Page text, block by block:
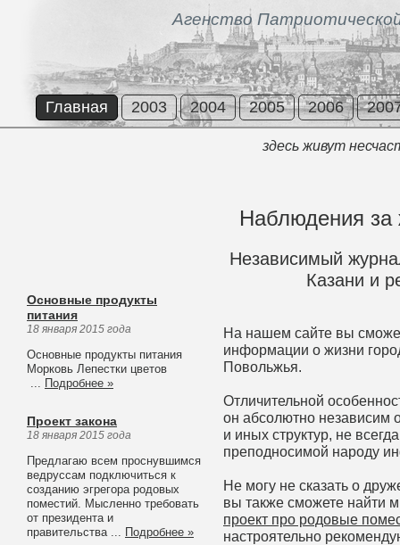
Агенство
Главная 2003 2004 2005 2006
здесь живут
Наблюдения
Независимый
Казани и
На нашем сайте вы
информации о жизни
Повольжья.
Отличительной
он абсолютно независим
и иных структур, не
преподносимой народу
Не могу не сказать о
вы также сможете найти
проект про родовые
настроятельно
Основные продукты
питания
18 января 2015 года
Основные продукты питания
Морковь Лепестки цветов
... Подробнее »
Проект закона
18 января 2015 года
Предлагаю всем проснувшимся
ведруссам подключиться к
созданию эгрегора родовых
поместий. Мысленно требовать
от президента и
правительства ... Подробнее »